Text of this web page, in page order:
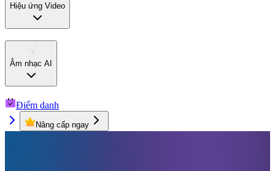
Hiệu ứng Video
Âm nhạc AI
Điểm danh
Nâng cấp ngay